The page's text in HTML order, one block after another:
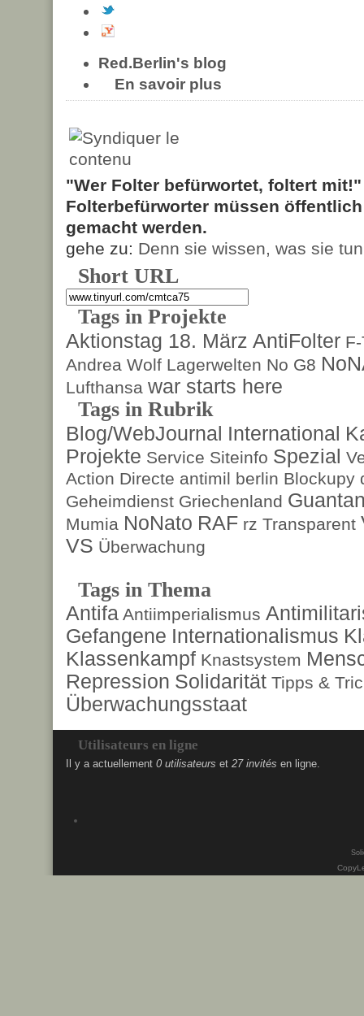
Red.Berlin's blog
En savoir plus
"Wer Folter befürwortet, foltert
Folterbefürworter müssen
gemacht werden.
gehe zu: Denn sie wissen, was sie tun
Short URL
Tags in Projekte
Aktionstag 18. März AntiFolter
Andrea Wolf Lagerwelten No G8
Lufthansa war starts here
Tags in Rubrik
Blog/WebJournal International
Projekte Service Siteinfo Spezial
Action Directe antimil berlin Blockupy
Geheimdienst Griechenland
Mumia NoNato RAF rz Transparent
VS Überwachung
Tags in Thema
Antifa Antiimperialismus
Gefangene Internationalismus
Klassenkampf Knastsystem
Repression Solidarität Tipps &
Überwachungsstaat
Utilisateurs en ligne
Il y a actuellement 0 utilisateurs et 27 invités en ligne.